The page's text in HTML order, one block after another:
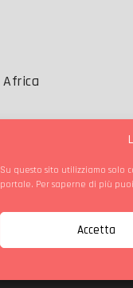
Su questo sito utilizziamo solo
portale. Per saperne di più
Accetta
Africa